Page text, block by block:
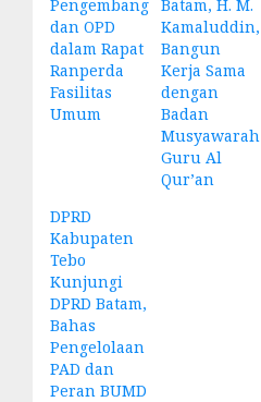
Pengembang
dan OPD
dalam Rapat
Ranperda
Fasilitas
Umum
Batam, H. M.
Kamaluddin,
Bangun
Kerja Sama
dengan
Badan
Musyawarah
Guru Al
Qur’an
DPRD
Kabupaten
Tebo
Kunjungi
DPRD Batam,
Bahas
Pengelolaan
PAD dan
Peran BUMD